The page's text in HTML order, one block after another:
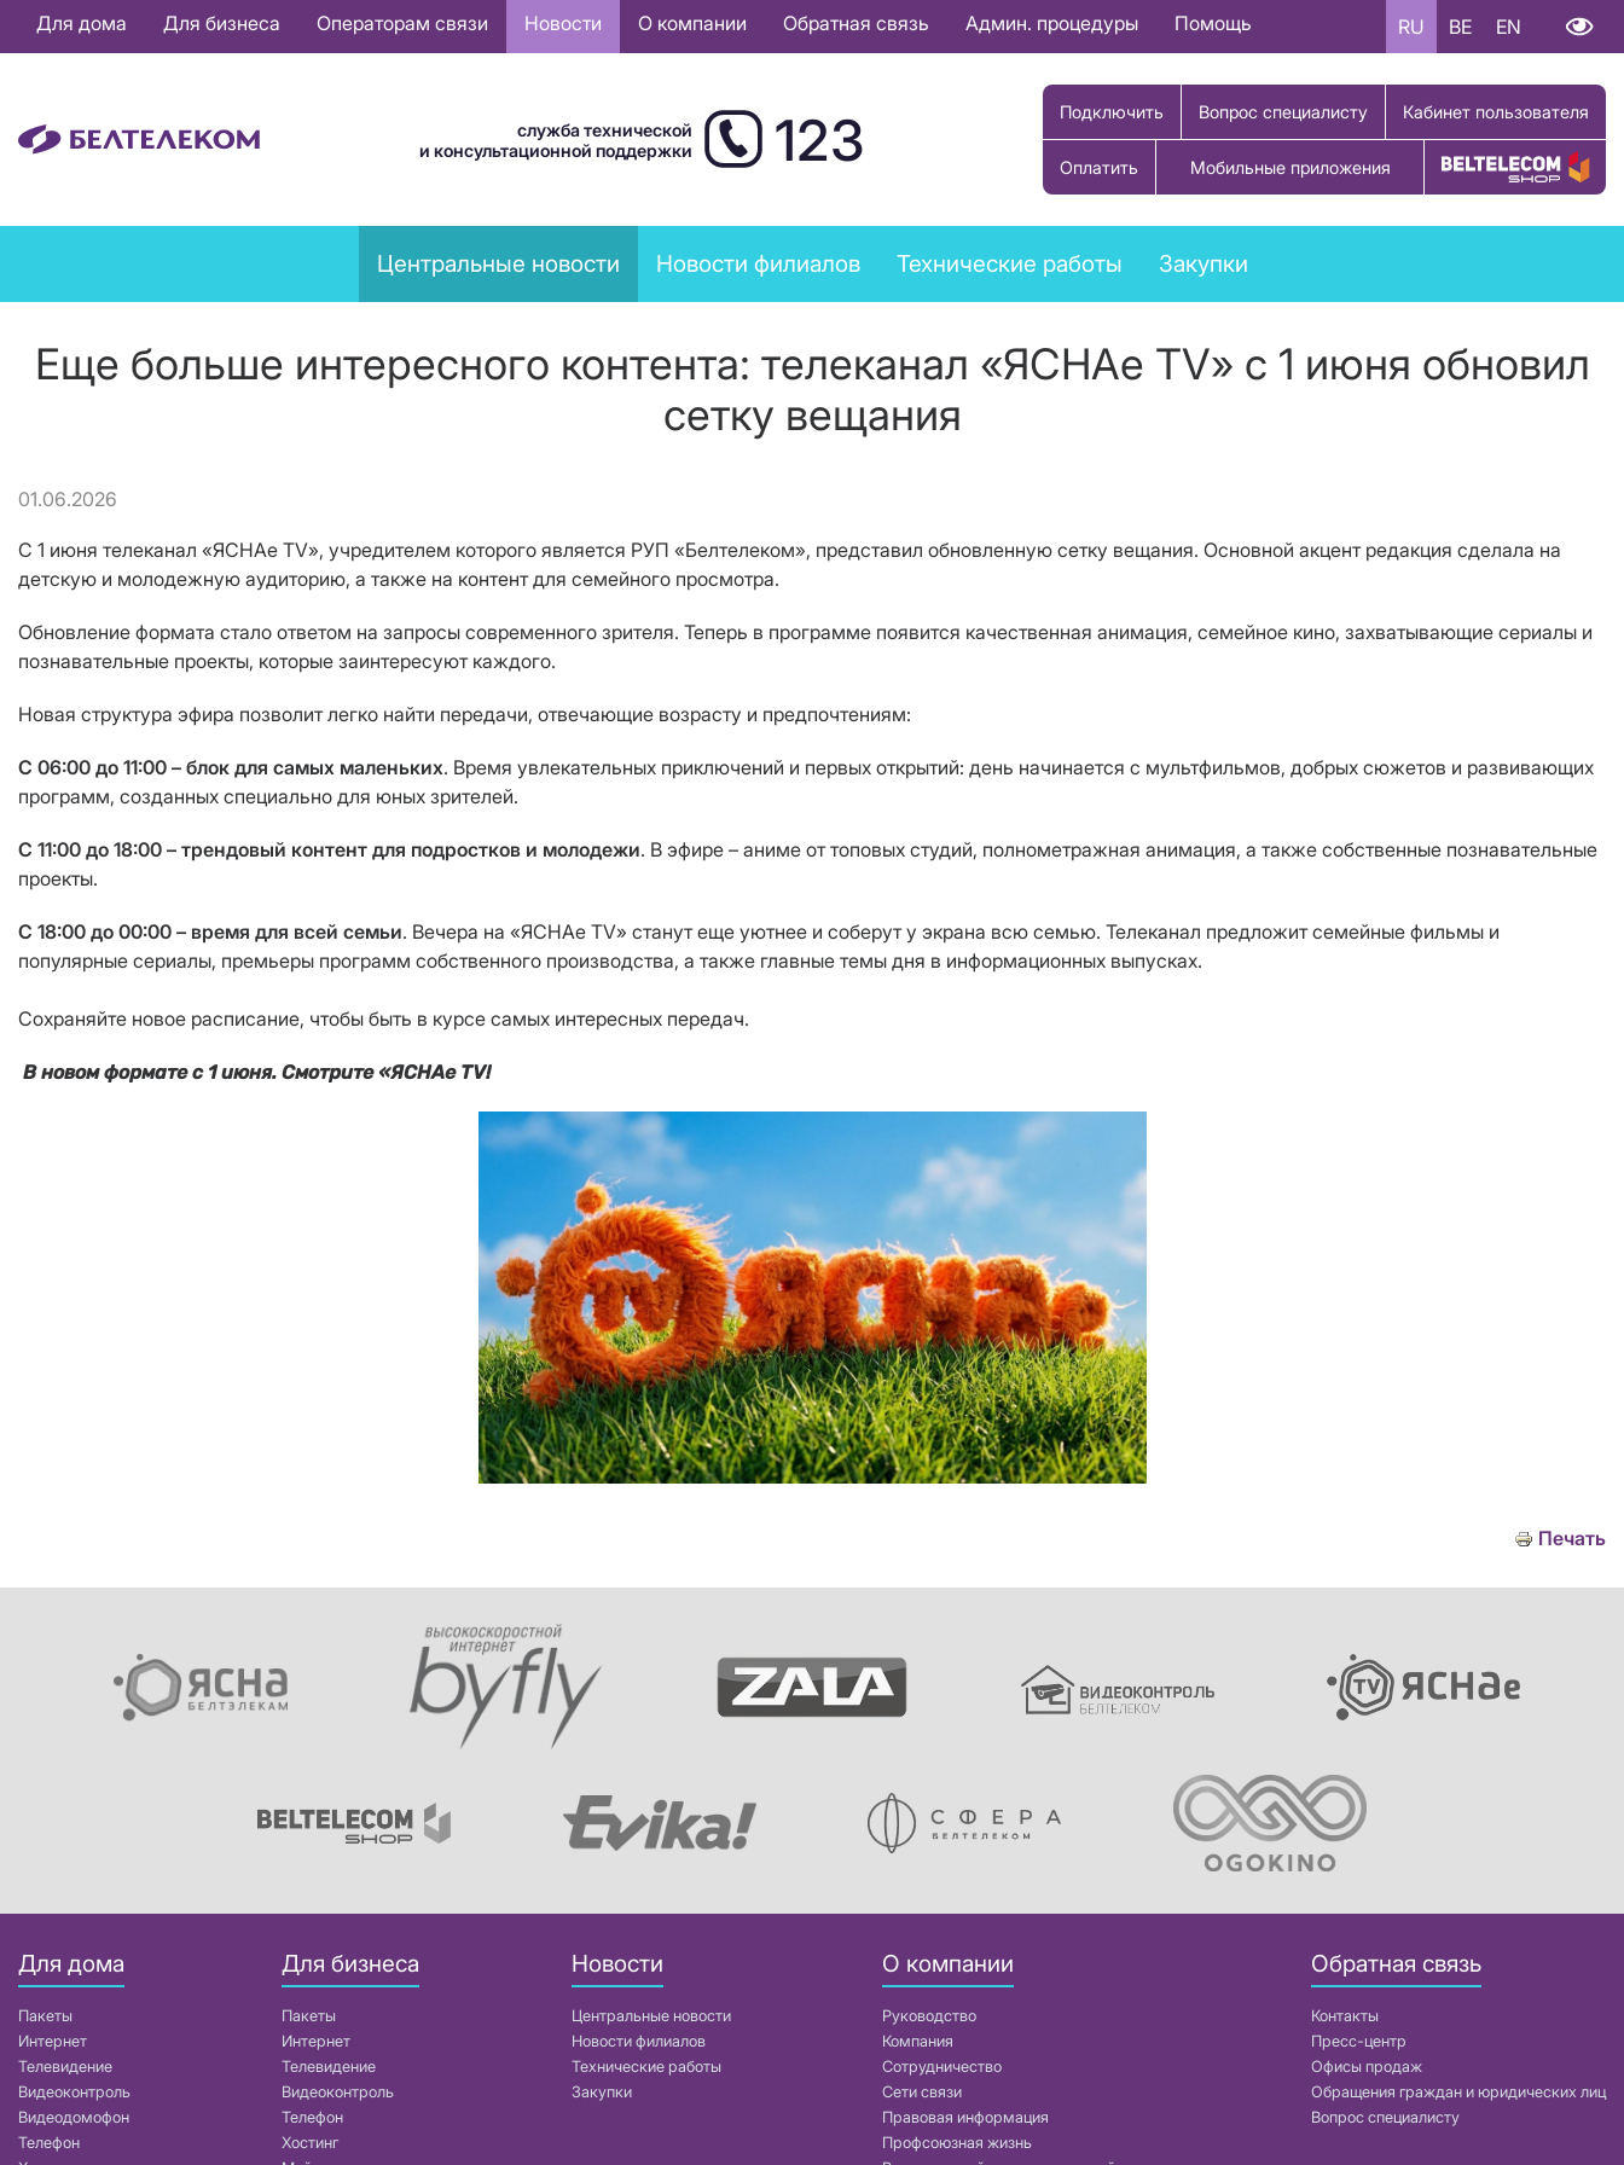
Основная
навигация
Для дома Для бизнеса Операторам связи Новости О компании Обратная связь Админ. процедуры Помощь RU BE EN
служба технической
и консультационной поддержки
123 Подключить Вопрос специалисту Кабинет пользователя
Оплатить Мобильные приложения Купить товар
News
menu
Центральные новости Новости филиалов Технические работы Закупки
Еще больше интересного контента: телеканал «ЯСНАе TV» с 1 июня обновил
сетку вещания
01.06.2026
С 1 июня телеканал «ЯСНАе TV», учредителем которого является РУП «Белтелеком», представил обновленную сетку вещания. Основной акцент редакция сделала на
детскую и молодежную аудиторию, а также на контент для семейного просмотра.
Обновление формата стало ответом на запросы современного зрителя. Теперь в программе появится качественная анимация, семейное кино, захватывающие сериалы и
познавательные проекты, которые заинтересуют каждого.
Новая структура эфира позволит легко найти передачи, отвечающие возрасту и предпочтениям:
С 06:00 до 11:00 – блок для самых маленьких. Время увлекательных приключений и первых открытий: день начинается с мультфильмов, добрых сюжетов и развивающих
программ, созданных специально для юных зрителей.
С 11:00 до 18:00 – трендовый контент для подростков и молодежи. В эфире – аниме от топовых студий, полнометражная анимация, а также собственные познавательные
проекты.
С 18:00 до 00:00 – время для всей семьи. Вечера на «ЯСНАе TV» станут еще уютнее и соберут у экрана всю семью. Телеканал предложит семейные фильмы и
популярные сериалы, премьеры программ собственного производства, а также главные темы дня в информационных выпусках.
Сохраняйте новое расписание, чтобы быть в курсе самых интересных передач.
В новом формате с 1 июня. Смотрите «ЯСНАе ТV!
Печать
Для дома
Пакеты
Интернет
Телевидение
Видеоконтроль
Видеодомофон
Телефон
Для бизнеса
Пакеты
Интернет
Телевидение
Видеоконтроль
Телефон
Хостинг
Новости
Центральные новости
Новости филиалов
Технические работы
Закупки
О компании
Руководство
Компания
Сотрудничество
Сети связи
Правовая информация
Профсоюзная жизнь
Обратная связь
Контакты
Пресс-центр
Офисы продаж
Обращения граждан и юридических лиц
Вопрос специалисту